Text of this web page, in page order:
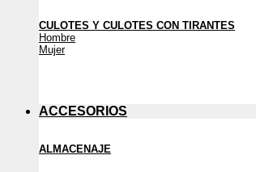
CULOTES Y CULOTES CON TIRANTES
Hombre
Mujer
ACCESORIOS
ALMACENAJE